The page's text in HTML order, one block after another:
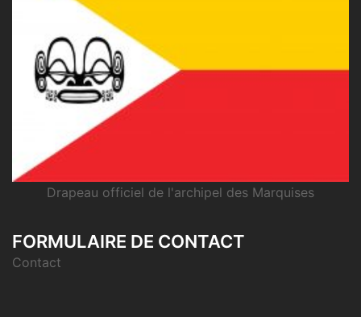
Drapeau officiel de l'archipel des Marquises
FORMULAIRE DE CONTACT
Contact